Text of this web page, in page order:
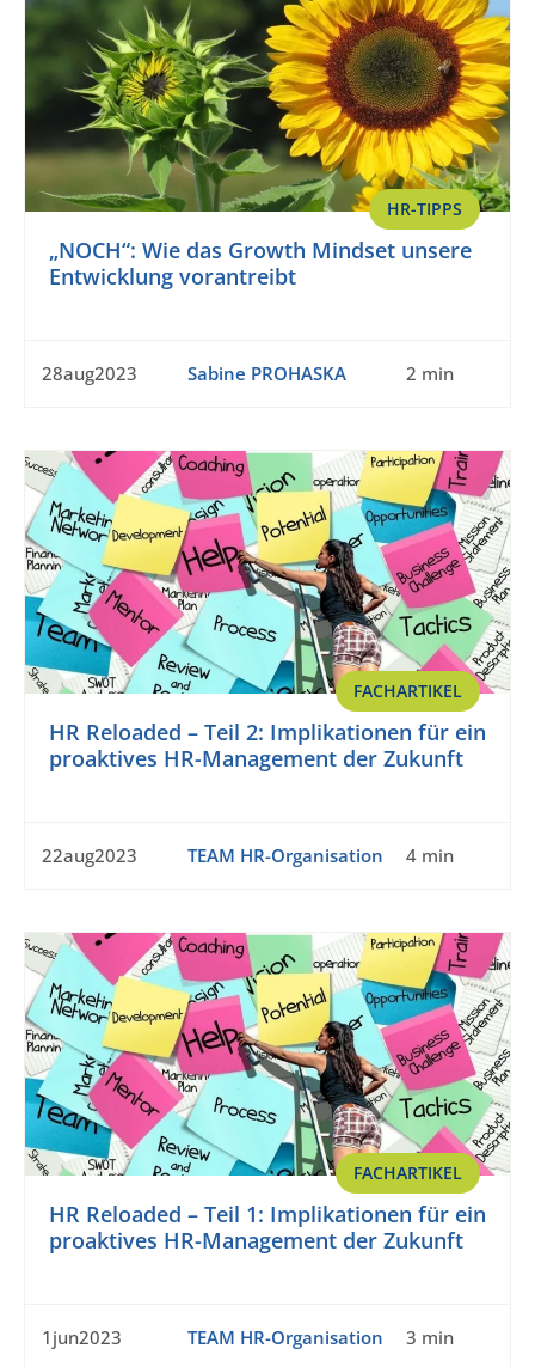
HR-TIPPS
„NOCH“: Wie das Growth Mindset unsere
Entwicklung vorantreibt
28aug2023 Sabine PROHASKA 2 min
FACHARTIKEL
HR Reloaded – Teil 2: Implikationen für ein
proaktives HR-Management der Zukunft
22aug2023 TEAM HR-Organisation 4 min
FACHARTIKEL
HR Reloaded – Teil 1: Implikationen für ein
proaktives HR-Management der Zukunft
1jun2023 TEAM HR-Organisation 3 min